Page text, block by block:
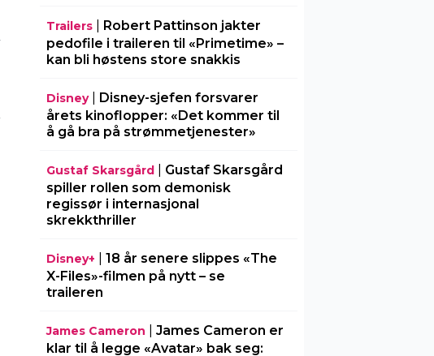
Trailers| Robert Pattinson jakter
pedofile i traileren til «Primetime» –
kan bli høstens store snakkis
Disney| Disney-sjefen forsvarer
årets kinoflopper: «Det kommer til
å gå bra på strømmetjenester»
Gustaf Skarsgård| Gustaf Skarsgård
spiller rollen som demonisk
regissør i internasjonal
skrekkthriller
Disney+
18 år senere slippes «The
X-Files»-filmen på nytt – se
traileren
James Cameron
James Cameron er
klar til å legge «Avatar» bak seg: